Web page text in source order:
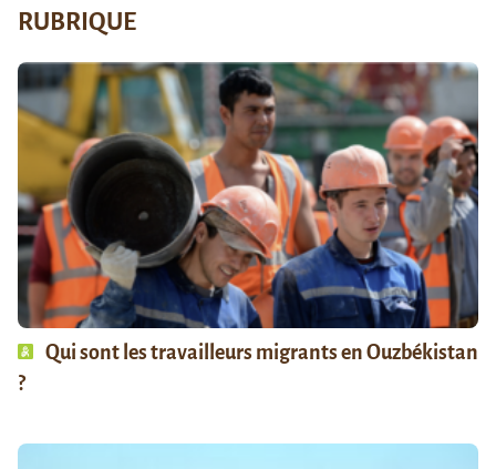
RUBRIQUE
Qui sont les travailleurs migrants en Ouzbékistan
?